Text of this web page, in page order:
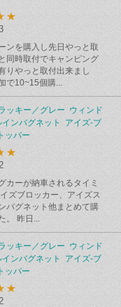
ンを購入し先日やっと取
同時取付でキャンピング
りやっと取付出来まし
で10~15個購...
ッキー／グレー ウィンド
ンバグネット アイズ-ブ
ッパー
カーが納車されるタイミ
ズブロッカー、アイズス
バグネット他まとめて購
。 昨日...
ッキー／グレー ウィンド
ンバグネット アイズ-ブ
ッパー